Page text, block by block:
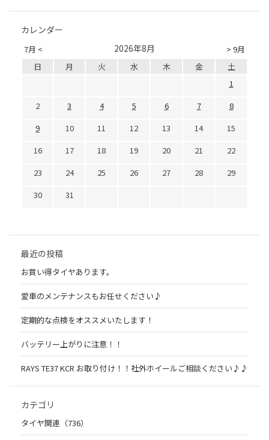
カレンダー
7月 < > 9月
2026年8月
日 月 火 水 木 金
土
1
2
3 4 5 6 7
8
9
10 11 12 13 14
15
16
17 18 19 20 21
22
23
24 25 26 27 28
29
30
31
最近の投稿
お買い得タイヤあります。
愛車のメンテナンスもお任せください♪
定期的な点検をオススメいたします！
バッテリー上がりに注意！！
RAYS TE37 KCR お取り付け！！社外ホイールご相談ください♪♪
カテゴリ
タイヤ関連（736）